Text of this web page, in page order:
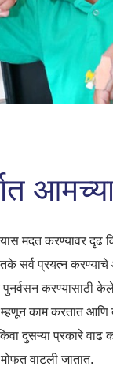
मदत करण्यावर
सर्व प्रयत्न
पुनर्वसन
म्हणून काम करतात
दुसऱ्या प्रकारे
मोफत वाटली जातात.